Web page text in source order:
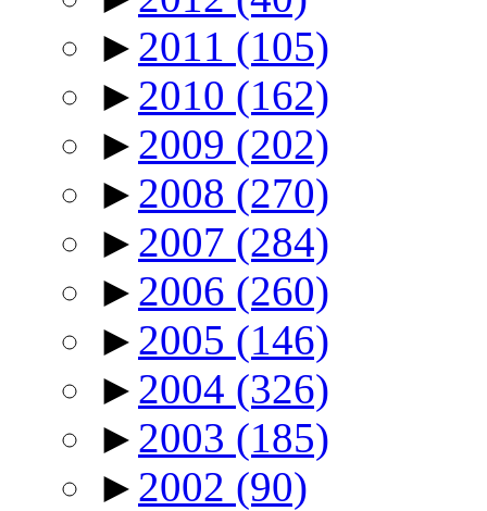
► 2011 (105)
► 2010 (162)
► 2009 (202)
► 2008 (270)
► 2007 (284)
► 2006 (260)
► 2005 (146)
► 2004 (326)
► 2003 (185)
► 2002 (90)